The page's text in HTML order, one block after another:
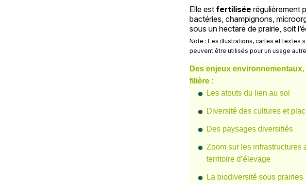
Elle est fertiliséerégulièrement
bactéries, champignons,
sous un hectare de prairie, soit
Texte
Note : Les illustrations, cartes et textes
peuvent être utilisés pour un usage
Texte
Des enjeux
filière :
Les atouts du lien au sol
Diversité des cultures et
Des paysages diversifiés
Zoom sur les infrastructures
territoire d’élevage
La biodiversité sous prairies